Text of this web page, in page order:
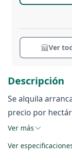
Descripción
Se alquila
precio por
Ver más
Ver
Ver